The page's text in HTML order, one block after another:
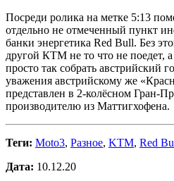
Посреди ролика на метке 5:13
отдельно не отмеченный пункт
банки энергетика Red Bull. Без
другой КТМ не то что не поедет, а
просто так собрать австрийский
уважения австрийскому же
представлен в 2-колёсном Гран-
производителю из Маттигхофена.
Теги: Moto3, Разное, KTM, Red
Дата: 10.12.20